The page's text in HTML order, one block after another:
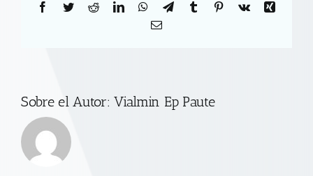
Facebook
TwitterRedditLinkedInWhatsApp
TelegramTumblr Pinterest
Vk
Xing
Correo
Sobre el Autor:Vialmin Ep Paute